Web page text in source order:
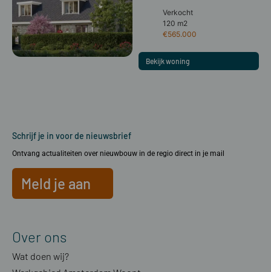
Verkocht
120 m2
€565.000
Bekijk woning
Schrijf je in voor de nieuwsbrief
Ontvang actualiteiten over nieuwbouw in de regio direct in je mail
Meld je aan
Over ons
Wat doen wij?